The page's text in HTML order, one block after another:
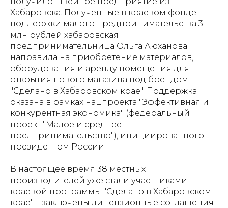
Хабаровска. Полученные в краевом фонде
поддержки малого предпринимательства 3
млн рублей хабаровская
предпринимательница Ольга Аюханова
направила на приобретение материалов,
оборудования и аренду помещения для
открытия нового магазина под брендом
"Сделано в Хабаровском крае". Поддержка
оказана в рамках нацпроекта "Эффективная и
конкурентная экономика" (федеральный
проект "Малое и среднее
предпринимательство"), инициированного
президентом России.
В настоящее время 38 местных
производителей уже стали участниками
краевой программы "Сделано в Хабаровском
крае" – заключены лицензионные соглашения